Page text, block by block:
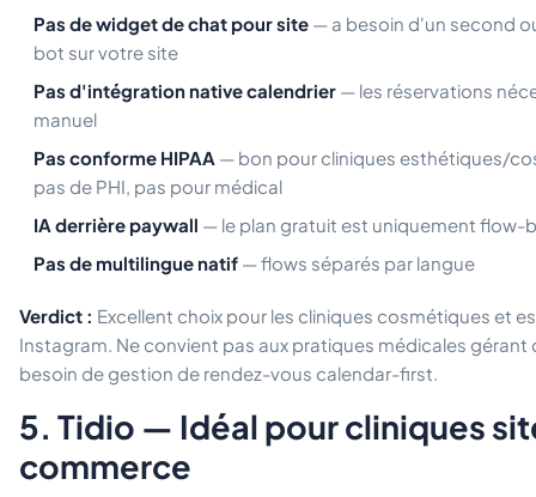
Pas de widget de chat pour site — a besoin d'un second
bot sur votre site
Pas d'intégration native calendrier — les réservations
manuel
Pas conforme HIPAA — bon pour cliniques esthétiques/
pas de PHI, pas pour médical
IA derrière paywall — le plan gratuit est uniquement flow-
Pas de multilingue natif — flows séparés par langue
Verdict : Excellent choix pour les cliniques cosmétiques et
Instagram. Ne convient pas aux pratiques médicales gérant
besoin de gestion de rendez-vous calendar-first.
5. Tidio — Idéal pour cliniques
commerce